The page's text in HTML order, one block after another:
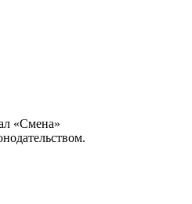
«Смена»